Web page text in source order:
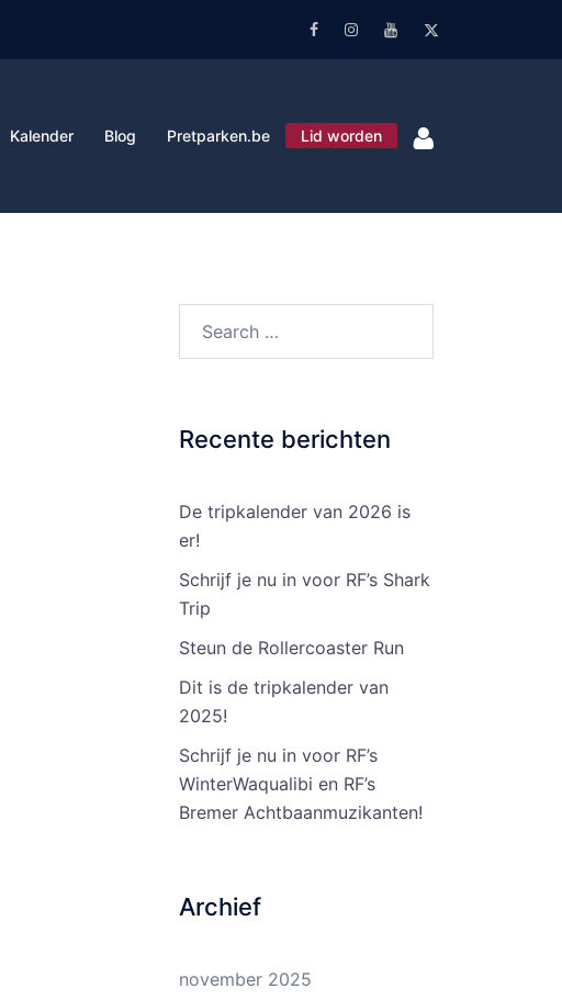
FacebookInstagram
Youtube
Kalender Blog Pretparken.be Lid worden
Recente berichten
De tripkalender van 2026 is
er!
Schrijf je nu in voor RF’s Shark
Trip
Steun de Rollercoaster Run
Dit is de tripkalender van
2025!
Schrijf je nu in voor RF’s
WinterWaqualibi en RF’s
Bremer Achtbaanmuzikanten!
Archief
november 2025